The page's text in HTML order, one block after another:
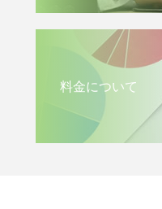
料金について